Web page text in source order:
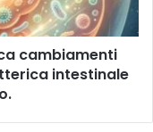
cambiamenti
intestinale